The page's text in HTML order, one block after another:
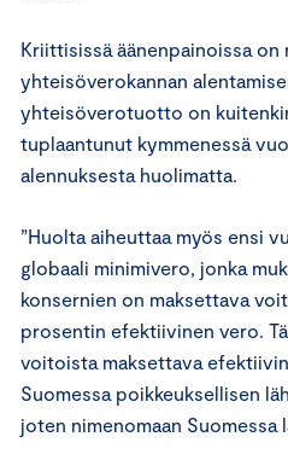
Kriittisissä äänenpainoissa
yhteisöverokannan
yhteisöverotuotto on
tuplaantunut kymmenessä
alennuksesta huolimatta.
”Huolta aiheuttaa myös ensi
globaali minimivero, jonka
konsernien on maksettava
prosentin efektiivinen vero.
voitoista maksettava
Suomessa poikkeuksellisen
joten nimenomaan Suomessa